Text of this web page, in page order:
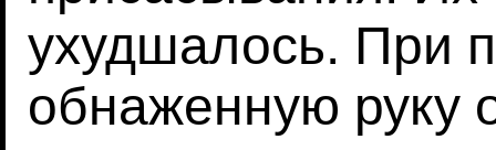
ухудшалось. При
обнаженную руку